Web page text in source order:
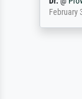
February